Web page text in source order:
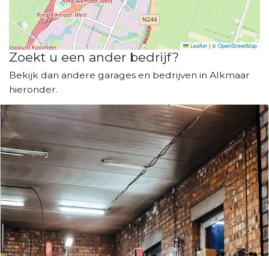
Leaflet | © OpenStreetMap
Zoekt u een ander bedrijf?
Bekijk dan andere garages en bedrijven in Alkmaar
hieronder.